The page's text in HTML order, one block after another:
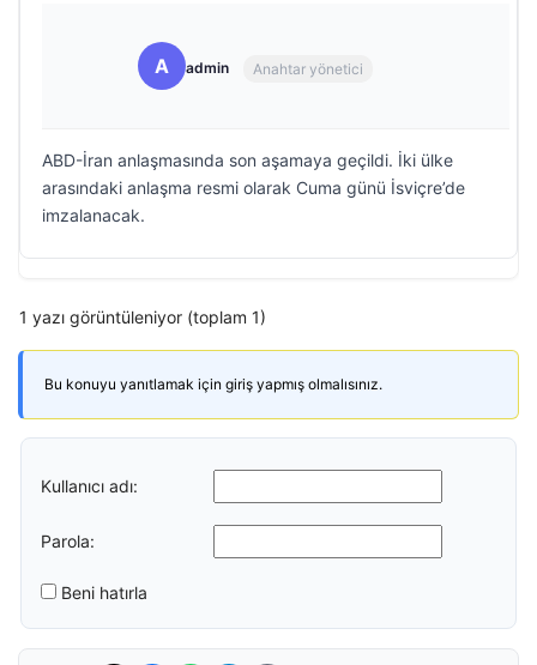
A admin Anahtar yönetici
ABD-İran anlaşmasında son aşamaya geçildi. İki ülke
arasındaki anlaşma resmi olarak Cuma günü İsviçre’de
imzalanacak.
1 yazı görüntüleniyor (toplam 1)
Bu konuyu yanıtlamak için giriş yapmış olmalısınız.
Kullanıcı adı:
Parola:
Beni hatırla